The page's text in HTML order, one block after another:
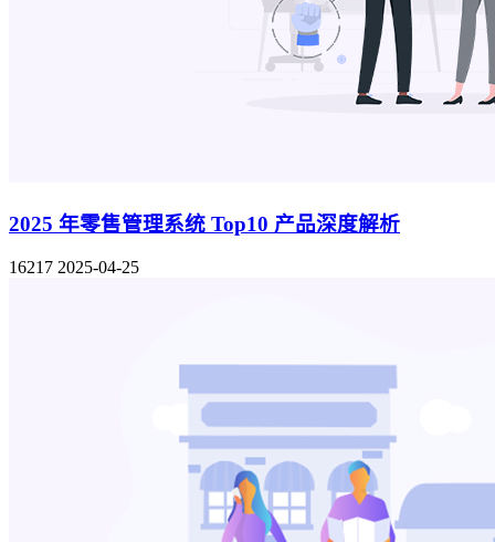
2025 年零售管理系统 Top10 产品深度解析
16217 2025-04-25